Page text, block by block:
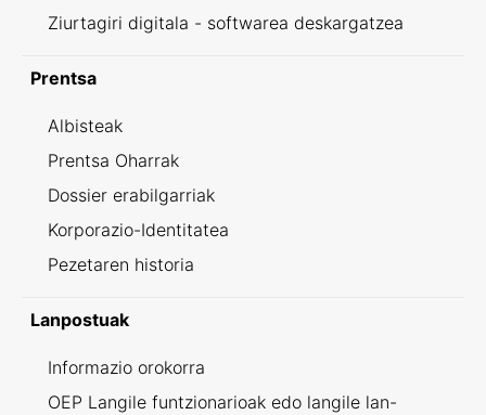
Ziurtagiri digitala - softwarea deskargatzea
Prentsa
Albisteak
Prentsa Oharrak
Dossier erabilgarriak
Korporazio-Identitatea
Pezetaren historia
Lanpostuak
Informazio orokorra
OEP Langile funtzionarioak edo langile lan-